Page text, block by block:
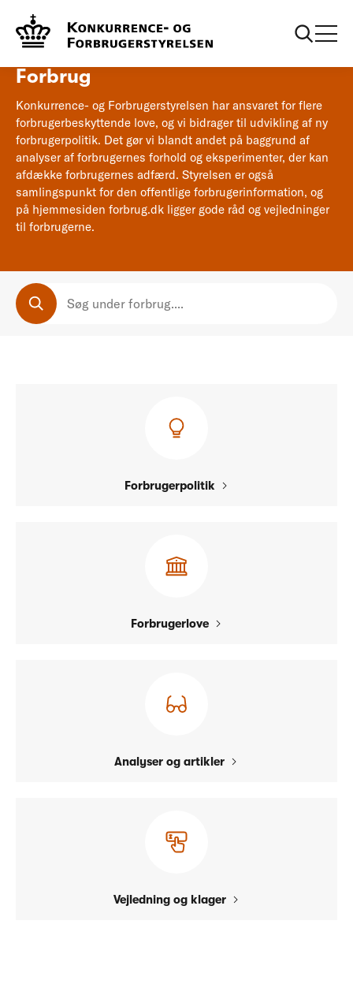
Forside
Forbrug
Konkurrence- og Forbrugerstyrelsen har ansvaret for flere
forbrugerbeskyttende love, og vi bidrager til udvikling af ny
forbrugerpolitik. Det gør vi blandt andet på baggrund af
analyser af forbrugernes forhold og eksperimenter, der kan
afdække forbrugernes adfærd. Styrelsen er også
samlingspunkt for den offentlige forbrugerinformation, og
på hjemmesiden forbrug.dk ligger gode råd og vejledninger
til forbrugerne.
SØG
Forbrugerpolitik
Forbrugerlove
Analyser og artikler
Vejledning og klager